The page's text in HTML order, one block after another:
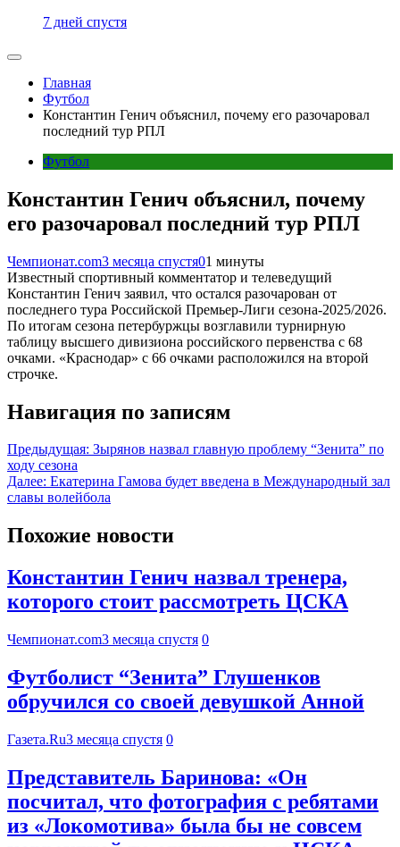
7 дней спустя
Главная
Футбол
Константин Генич объяснил, почему его разочаровал
последний тур РПЛ
Футбол
Константин Генич объяснил, почему
его разочаровал последний тур РПЛ
Чемпионат.com3 месяца спустя01 минуты
Известный спортивный комментатор и телеведущий
Константин Генич заявил, что остался разочарован от
последнего тура Российской Премьер-Лиги сезона-2025/2026.
По итогам сезона петербуржцы возглавили турнирную
таблицу высшего дивизиона российского первенства с 68
очками. «Краснодар» с 66 очками расположился на второй
строчке.
Навигация по записям
Предыдущая: Зырянов назвал главную проблему “Зенита” по
ходу сезона
Далее: Екатерина Гамова будет введена в Международный зал
славы волейбола
Похожие новости
Константин Генич назвал тренера,
которого стоит рассмотреть ЦСКА
Чемпионат.com3 месяца спустя 0
Футболист “Зенита” Глушенков
обручился со своей девушкой Анной
Газета.Ru3 месяца спустя 0
Представитель Баринова: «Он
посчитал, что фотография с ребятами
из «Локомотива» была бы не совсем